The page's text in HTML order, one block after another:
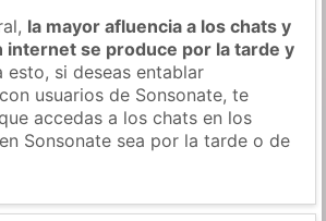
la mayor afluencia a los chats y
internet se produce por la tarde y
esto, si deseas entablar
usuarios de Sonsonate, te
accedas a los chats en los
Sonsonate sea por la tarde o de